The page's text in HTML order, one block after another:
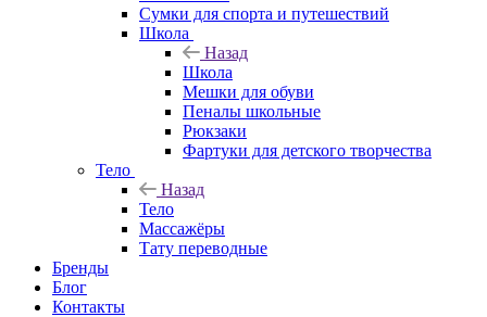
Сумки для спорта и путешествий
Школа
Назад
Школа
Мешки для обуви
Пеналы школьные
Рюкзаки
Фартуки для детского творчества
Тело
Назад
Тело
Массажёры
Тату переводные
Бренды
Блог
Контакты